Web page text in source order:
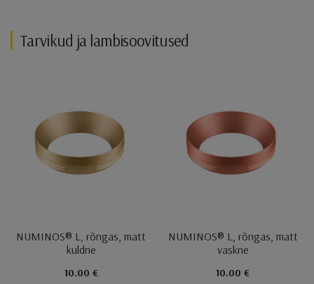
Tarvikud ja lambisoovitused
NUMINOS® L, rõngas, matt
kuldne
10.00 €
NUMINOS® L, rõngas, matt
vaskne
10.00 €